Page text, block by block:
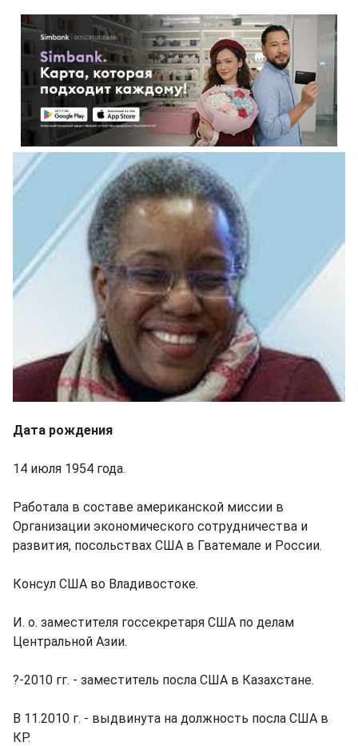
Дата рождения
14 июля 1954 года.
Работала в составе американской миссии в
Организации экономического сотрудничества и
развития, посольствах США в Гватемале и России.
Консул США во Владивостоке.
И. о. заместителя госсекретаря США по делам
Центральной Азии.
?-2010 гг. - заместитель посла США в Казахстане.
В 11.2010 г. - выдвинута на должность посла США в
КР.